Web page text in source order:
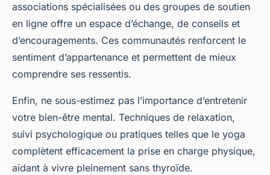
associations spécialisées ou des groupes de soutien
en ligne offre un espace d’échange, de conseils et
d’encouragements. Ces communautés renforcent le
sentiment d’appartenance et permettent de mieux
comprendre ses ressentis.
Enfin, ne sous-estimez pas l’importance d’entretenir
votre bien-être mental. Techniques de relaxation,
suivi psychologique ou pratiques telles que le yoga
complètent efficacement la prise en charge physique,
aidant à vivre pleinement sans thyroïde.